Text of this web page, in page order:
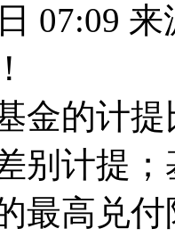
07:09
金的计
别计提
最高兑付